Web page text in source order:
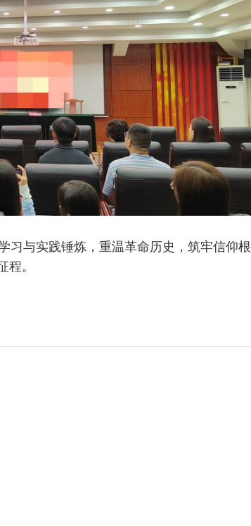
习与实践锤炼，重温革命历史，筑牢信仰根
程。